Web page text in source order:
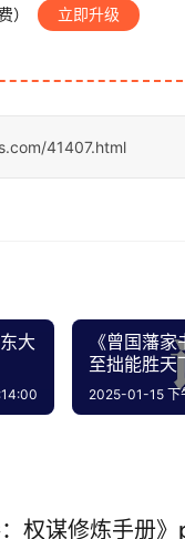
） 立即升级
41407.html
大
《曾国藩
至拙能胜天
2025-01-15 下
：权谋修炼手册